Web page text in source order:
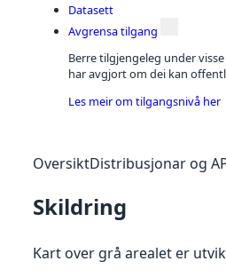
Datasett
Avgrensa tilgang
Berre tilgjengeleg under
har avgjort om dei kan
Les meir om tilgangsnivå her
OversiktDistribusjonar og
Skildring
Kart over grå arealet er